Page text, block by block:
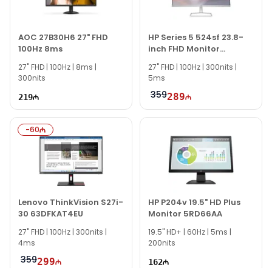
vasitəsilə bizə yaza bilərsiniz.
mütəxəssislərimiz hər gün 10:00-19:00 saatlarında
aktivdir.
HP E27q G4 QHD Monitor 9VG82AA modeli ilə bağlı
bütün suallarınızı saytımızın canlı dəstək xəttində
cavablandırmağa hər daim hazırıq.
İş saatlarından kənar vaxtlarda əlaqə qurmaq üçün
email ilə qeydiyyat edə və ya WhatsApp nömrəmizə
mesaj göndərə bilərsiniz.
Bizə maraq göstərdiyiniz üçün təşəkkür edirik!
AOC 27B30H6 27" FHD
100Hz 8ms
27" FHD | 100Hz | 8ms |
300nits
219
HP Series 5 524sf 23.8-
inch FHD Monitor
94C17AA
27'' FHD | 100Hz | 300nits |
5ms
359289
-60
Lenovo ThinkVision S27i-
30 63DFKAT4EU
27" FHD | 100Hz | 300nits |
4ms
359299
HP P204v 19.5" HD Plus
Monitor 5RD66AA
19.5'' HD+ | 60Hz | 5ms |
200nits
162